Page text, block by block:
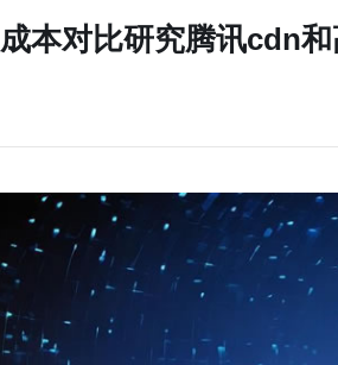
成本对比研究腾讯cdn